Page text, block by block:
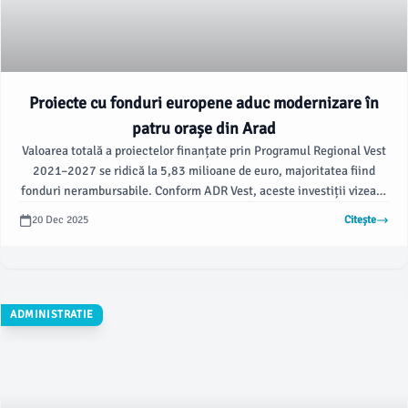
Proiecte cu fonduri europene aduc modernizare în
patru orașe din Arad
Valoarea totală a proiectelor finanțate prin Programul Regional Vest
2021–2027 se ridică la 5,83 milioane de euro, majoritatea fiind
fonduri nerambursabile. Conform ADR Vest, aceste investiții vizează
modernizarea unor zone cheie din Curtici, Pâncota, Sântana și Ineu,
cu scopul de a crea spații urbane funcționale și eficiente energetic,
20 Dec 2025 Citește
ADMINISTRATIE